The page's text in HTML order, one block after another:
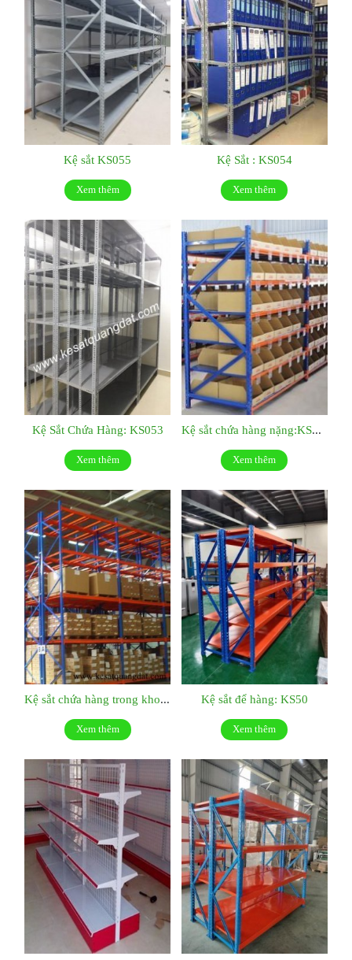
Kệ sắt KS055
Xem thêm
Kệ Sắt : KS054
Xem thêm
Kệ Sắt Chứa Hàng: KS053
Xem thêm
Kệ sắt chứa hàng nặng:KS052
Xem thêm
Kệ sắt chứa hàng trong kho KS51
Xem thêm
Kệ sắt để hàng: KS50
Xem thêm